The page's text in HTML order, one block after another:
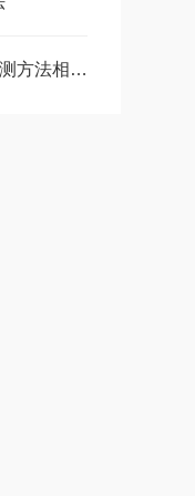
包装耐压仪和传统检测方法相比有何优势